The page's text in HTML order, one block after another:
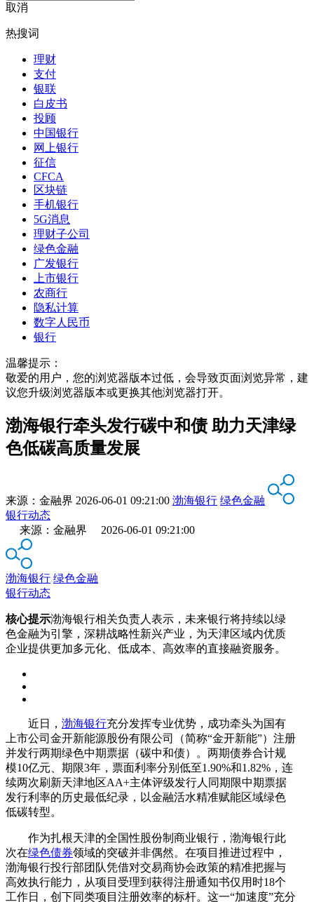
取消
热搜词
理财
支付
银联
白皮书
投顾
中国银行
网上银行
征信
CFCA
区块链
手机银行
5G消息
理财子公司
绿色金融
广发银行
上市银行
农商行
隐私计算
数字人民币
银行
温馨提示：
敬爱的用户，您的浏览器版本过低，会导致页面浏览异常，建
议您升级浏览器版本或更换其他浏览器打开。
渤海银行牵头发行碳中和债 助力天津绿
色低碳高质量发展
来源： 金融界 2026-06-01 09:21:00 渤海银行 绿色金融
银行动态
来源：金融界 2026-06-01 09:21:00
渤海银行 绿色金融
银行动态
核心提示渤海银行相关负责人表示，未来银行将持续以绿
色金融为引擎，深耕战略性新兴产业，为天津区域内优质
企业提供更加多元化、低成本、高效率的直接融资服务。
近日， 渤海银行充分发挥专业优势，成功牵头为国有
上市公司金开新能源股份有限公司（简称“金开新能”）注册
并发行两期绿色中期票据（碳中和债）。两期债券合计规
模10亿元、期限3年，票面利率分别低至1.90%和1.82%，连
续两次刷新天津地区AA+主体评级发行人同期限中期票据
发行利率的历史最低纪录，以金融活水精准赋能区域绿色
低碳转型。
作为扎根天津的全国性股份制商业银行，渤海银行此
次在绿色债券领域的突破并非偶然。在项目推进过程中，
渤海银行投行部团队凭借对交易商协会政策的精准把握与
高效执行能力，从项目受理到获得注册通知书仅用时18个
工作日，创下同类项目注册效率的标杆。这一“加速度”充分